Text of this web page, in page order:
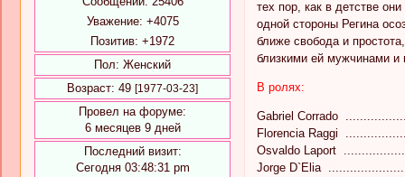
Уважение: +4075
Позитив: +1972
Пол: Женский
Возраст: 49 [1977-03-23]
Провел на форуме:
6 месяцев 9 дней
Последний визит:
Сегодня 03:48:31 pm
тех пор, как в детстве
одной стороны Регина
ближе свобода и
близкими ей мужчинами и
В ролях:
Gabriel Corrado
Florencia Raggi
Osvaldo Laport
Jorge D`Elia